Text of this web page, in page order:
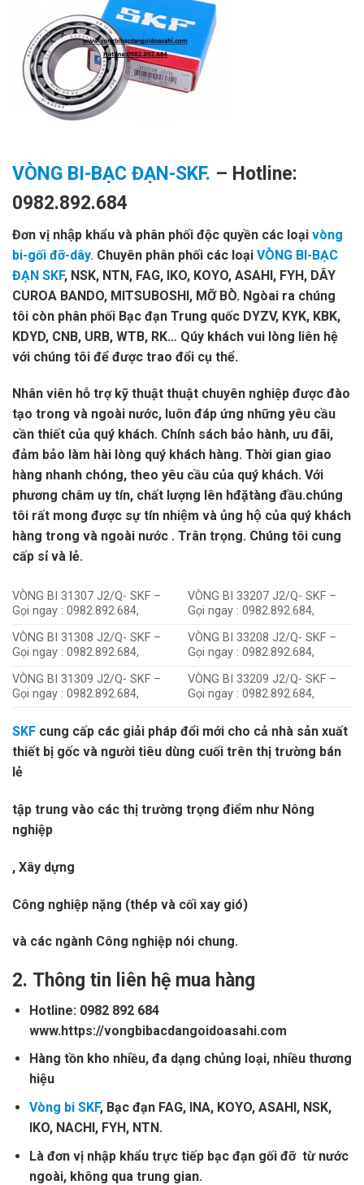
VÒNG BI-BẠC ĐẠN-SKF. – Hotline:
0982.892.684
Đơn vị nhập khẩu và phân phối độc quyền các loại vòng
bi-gối đỡ-dây. Chuyên phân phối các loại VÒNG BI-BẠC
ĐẠN SKF, NSK, NTN, FAG, IKO, KOYO, ASAHI, FYH, DÂY
CUROA BANDO, MITSUBOSHI, MỠ BÒ. Ngòai ra chúng
tôi còn phân phối Bạc đạn Trung quốc DYZV, KYK, KBK,
KDYD, CNB, URB, WTB, RK… Qúy khách vui lòng liên hệ
với chúng tôi để được trao đổi cụ thể.
Nhân viên hỗ trợ kỹ thuật thuật chuyên nghiệp được đào
tạo trong và ngoài nước, luôn đáp ứng những yêu cầu
cần thiết của quý khách. Chính sách bảo hành, ưu đãi,
đảm bảo làm hài lòng quý khách hàng. Thời gian giao
hàng nhanh chóng, theo yêu cầu của quý khách. Với
phương châm uy tín, chất lượng lên hđặtàng đầu.chúng
tôi rất mong được sự tín nhiệm và ủng hộ của quý khách
hàng trong và ngoài nước . Trân trọng. Chúng tôi cung
cấp sỉ và lẻ.
VÒNG BI 31307 J2/Q- SKF –
Gọi ngay : 0982.892.684,
VÒNG BI 33207 J2/Q- SKF –
Gọi ngay : 0982.892.684,
VÒNG BI 31308 J2/Q- SKF –
Gọi ngay : 0982.892.684,
VÒNG BI 33208 J2/Q- SKF –
Gọi ngay : 0982.892.684,
VÒNG BI 31309 J2/Q- SKF –
Gọi ngay : 0982.892.684,
VÒNG BI 33209 J2/Q- SKF –
Gọi ngay : 0982.892.684,
SKF cung cấp các giải pháp đổi mới cho cả nhà sản xuất
thiết bị gốc và người tiêu dùng cuối trên thị trường bán
lẻ
tập trung vào các thị trường trọng điểm như Nông
nghiệp
, Xây dựng
Công nghiệp nặng (thép và cối xay gió)
và các ngành Công nghiệp nói chung.
2. Thông tin liên hệ mua hàng
Hotline: 0982 892 684
www.https://vongbibacdangoidoasahi.com
Hàng tồn kho nhiều, đa dạng chủng loại, nhiều thương
hiệu
Vòng bi SKF, Bạc đạn FAG, INA, KOYO, ASAHI, NSK,
IKO, NACHI, FYH, NTN.
Là đơn vị nhập khẩu trực tiếp bạc đạn gối đỡ từ nước
ngoài, không qua trung gian.